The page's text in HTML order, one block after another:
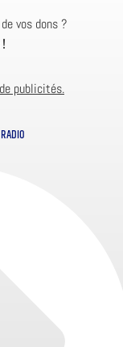
vos dons ?
publicités.